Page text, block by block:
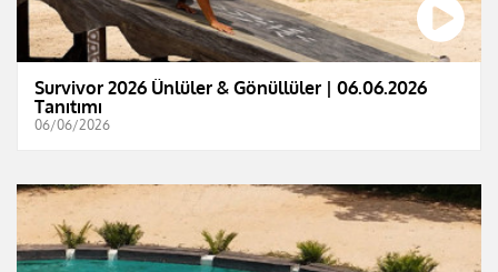
Survivor 2026 Ünlüler & Gönüllüler | 06.06.2026
Tanıtımı
06/06/2026